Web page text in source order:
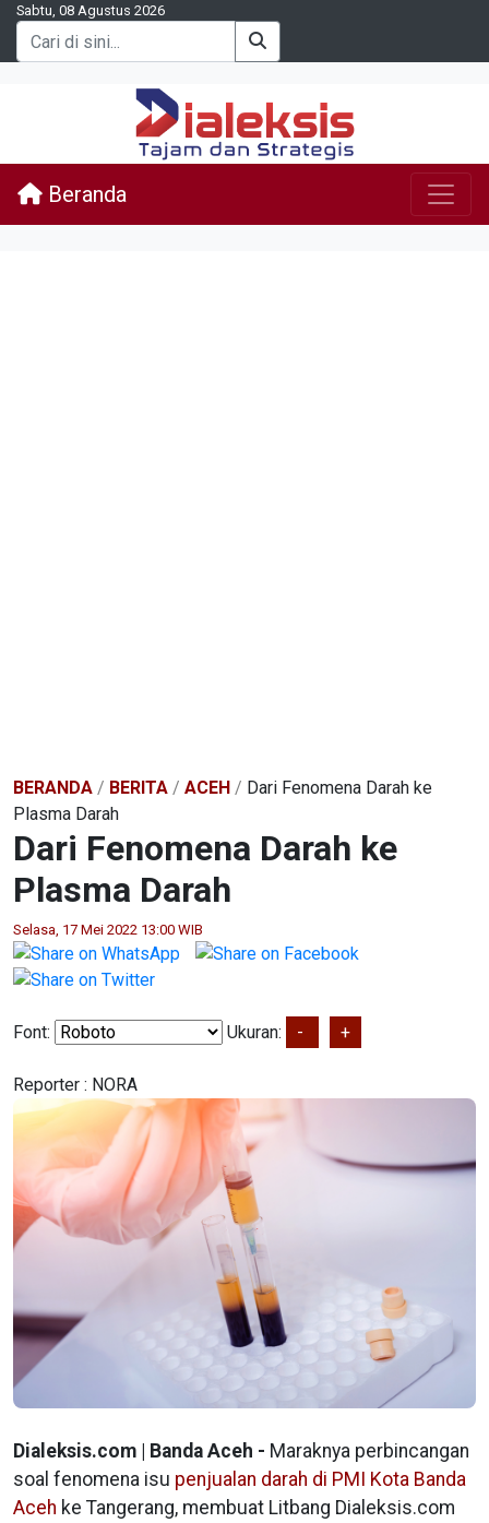
Sabtu, 08 Agustus 2026
Beranda
BERANDA / BERITA / ACEH / Dari Fenomena Darah ke
Plasma Darah
Dari Fenomena Darah ke
Plasma Darah
Selasa, 17 Mei 2022 13:00 WIB
Font: Ukuran: - +
Reporter : NORA
Dialeksis.com | Banda Aceh - Maraknya perbincangan
soal fenomena isu penjualan darah di PMI Kota Banda
Aceh ke Tangerang, membuat Litbang Dialeksis.com